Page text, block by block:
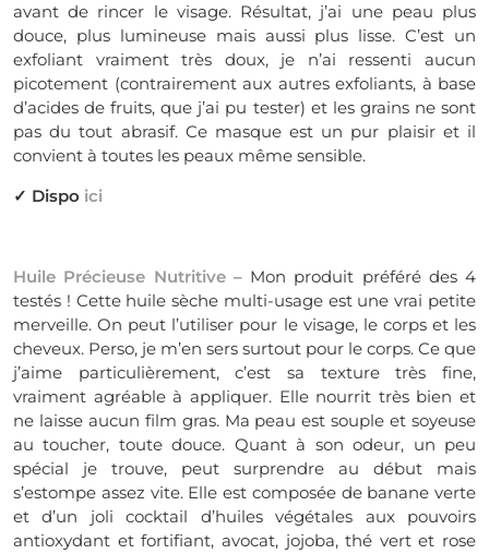
avant de rincer le visage. Résultat, j’ai une peau plus
douce, plus lumineuse mais aussi plus lisse. C’est un
exfoliant vraiment très doux, je n’ai ressenti aucun
picotement (contrairement aux autres exfoliants, à base
d’acides de fruits, que j’ai pu tester) et les grains ne sont
pas du tout abrasif. Ce masque est un pur plaisir et il
convient à toutes les peaux même sensible.
✓ Dispo ici
Huile Précieuse Nutritive– Mon produit préféré des 4
testés ! Cette huile sèche multi-usage est une vrai petite
merveille. On peut l’utiliser pour le visage, le corps et les
cheveux. Perso, je m’en sers surtout pour le corps. Ce que
j’aime particulièrement, c’est sa texture très fine,
vraiment agréable à appliquer. Elle nourrit très bien et
ne laisse aucun film gras. Ma peau est souple et soyeuse
au toucher, toute douce. Quant à son odeur, un peu
spécial je trouve, peut surprendre au début mais
s’estompe assez vite. Elle est composée de banane verte
et d’un joli cocktail d’huiles végétales aux pouvoirs
antioxydant et fortifiant, avocat, jojoba, thé vert et rose